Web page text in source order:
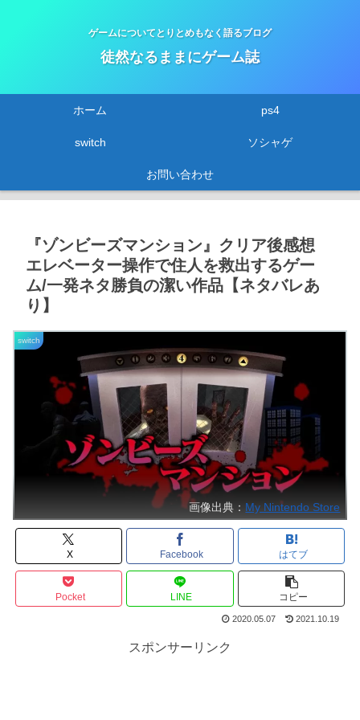
ゲームについてとりとめもなく語るブログ
徒然なるままにゲーム誌
ホーム ps4
switch ソシャゲ
お問い合わせ
『ゾンビーズマンション』クリア後感想
エレベーター操作で住人を救出するゲー
ム/一発ネタ勝負の潔い作品【ネタバレあ
り】
switch
画像出典： My Nintendo Store
X Facebook はてブ
Pocket LINE コピー
2020.05.07 2021.10.19
スポンサーリンク